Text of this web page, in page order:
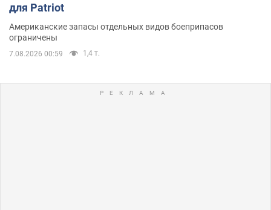
для Patriot
Американские запасы отдельных видов боеприпасов
ограничены
7.08.2026 00:59 1,4 т.